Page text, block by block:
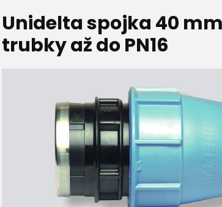
Unidelta spojka 40
trubky až do PN16